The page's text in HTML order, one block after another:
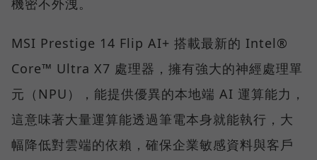
MSI Prestige 14 Flip AI+ 搭載最新的 Intel®
Core™ Ultra X7 處理器，擁有強大的神經處理單
元（NPU），能提供優異的本地端 AI 運算能力，
這意味著大量運算能透過筆電本身就能執行，大
幅降低對雲端的依賴，確保企業敏感資料與客戶